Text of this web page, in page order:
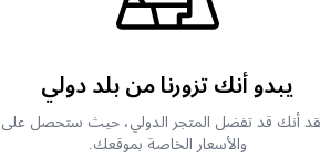
ما هي شركة أديداس؟
يبدو أنك تزورنا من بلد دولي
أنك قد تفضل المتجر الدولي، حيث ستحصل
والأسعار الخاصة بموقعك.